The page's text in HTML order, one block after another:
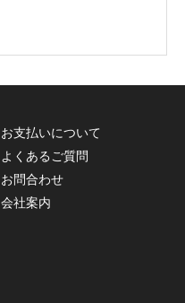
お支払いについて
よくあるご質問
お問合わせ
会社案内